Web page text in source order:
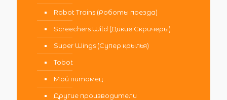
Robot Trains (Роботы поезда)
Screechers Wild (Дикие Скричеры)
Super Wings (Супер крылья)
Tobot
Мой питомец
Другие производители